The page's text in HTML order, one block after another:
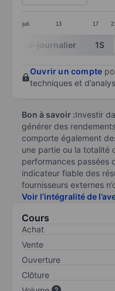
juil. 13 17 21
End of interactive
Intra-journalier 1S
Ouvrir un compte
techniques et
Bon à savoir :Investir
générer des
comporte également
une partie ou la totalité
performances passées
indicateur fiable des
fournisseurs externes
Voir l’intégralité de
Cours
Achat
Vente
Ouverture
Clôture